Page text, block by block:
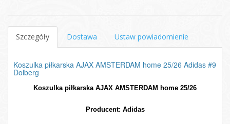
Szczegóły Dostawa Ustaw powiadomienie
Koszulka piłkarska AJAX AMSTERDAM home 25/26 Adidas #9
Dolberg
Koszulka piłkarska AJAX AMSTERDAM home 25/26
Producent: Adidas